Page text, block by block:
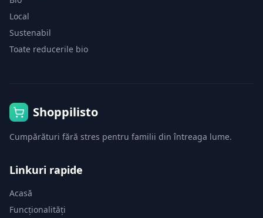
Local
Sustenabil
Toate reducerile bio
Shoppilisto
Cumpărături fără stres pentru familii din întreaga lume.
Linkuri rapide
Acasă
Funcționalități